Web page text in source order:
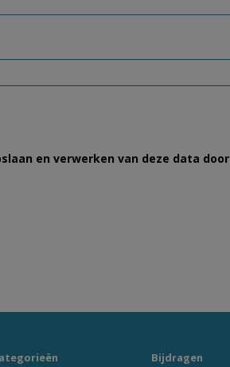
en verwerken van deze data door
Bijdragen